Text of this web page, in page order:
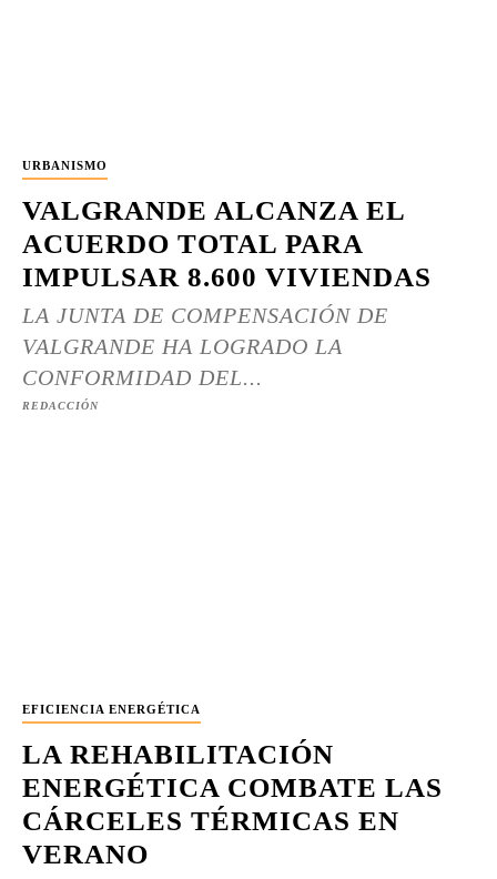
URBANISMO
VALGRANDE ALCANZA EL
ACUERDO TOTAL PARA
IMPULSAR 8.600 VIVIENDAS
LA JUNTA DE COMPENSACIÓN DE
VALGRANDE HA LOGRADO LA
CONFORMIDAD DEL...
REDACCIÓN
EFICIENCIA ENERGÉTICA
LA REHABILITACIÓN
ENERGÉTICA COMBATE LAS
CÁRCELES TÉRMICAS EN
VERANO